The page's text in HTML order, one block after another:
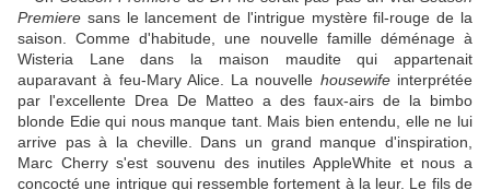
Premiere sans le lancement de l'intrigue mystère fil-rouge de la
saison. Comme d'habitude, une nouvelle famille déménage à
Wisteria Lane dans la maison maudite qui appartenait
auparavant à feu-Mary Alice. La nouvelle housewifeinterprétée
par l'excellente Drea De Matteo a des faux-airs de la bimbo
blonde Edie qui nous manque tant. Mais bien entendu, elle ne lui
arrive pas à la cheville. Dans un grand manque d'inspiration,
Marc Cherry s'est souvenu des inutiles AppleWhite et nous a
concocté une intrigue qui ressemble fortement à la leur. Le fils de